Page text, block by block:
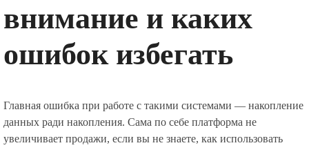
внимание и каких
ошибок избегать
Главная ошибка при работе с такими системами — накопление
данных ради накопления. Сама по себе платформа не
увеличивает продажи, если вы не знаете, как использовать